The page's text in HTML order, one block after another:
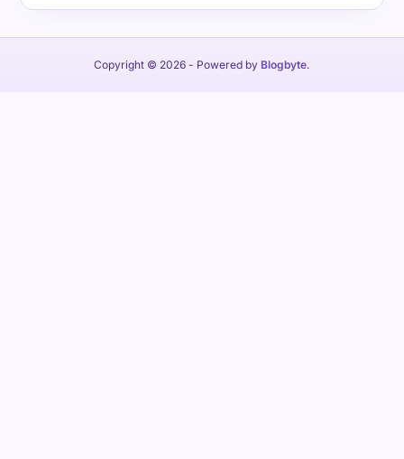
Copyright © 2026 - Powered by Blogbyte.